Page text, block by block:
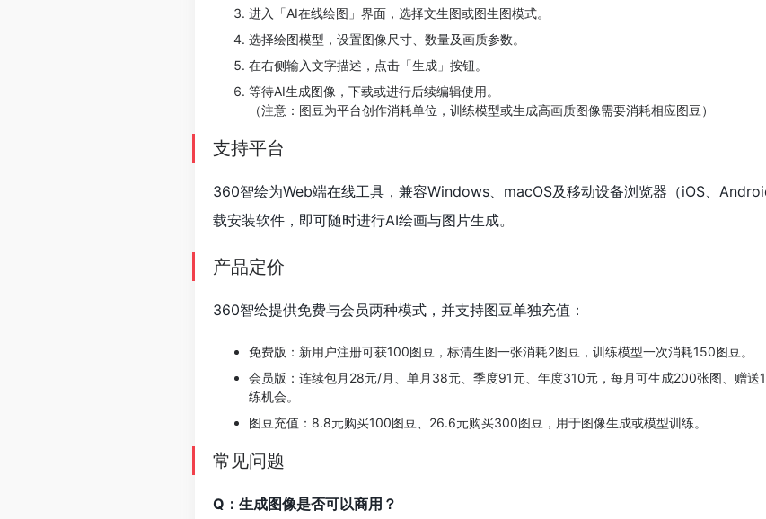
进入「AI在线绘图」界面，选择文生图或图生图模式。
选择绘图模型，设置图像尺寸、数量及画质参数。
在右侧输入文字描述，点击「生成」按钮。
等待AI生成图像，下载或进行后续编辑使用。
（注意：图豆为平台创作消耗单位，训练模型或生成高画质图像需要消耗相应图豆）
支持平台
360智绘为Web端在线工具，兼容Windows、macOS及移动设备浏览器（iOS、
载安装软件，即可随时进行AI绘画与图片生成。
产品定价
360智绘提供免费与会员两种模式，并支持图豆单独充值：
免费版：新用户注册可获100图豆，标清生图一张消耗2图豆，训练模型一次消耗150图豆。
会员版：连续包月28元/月、单月38元、季度91元、年度310元，每月可生成200张图、赠送
练机会。
图豆充值：8.8元购买100图豆、26.6元购买300图豆，用于图像生成或模型训练。
常见问题
Q：生成图像是否可以商用？